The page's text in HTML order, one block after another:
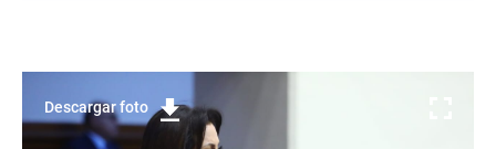
Descargar foto